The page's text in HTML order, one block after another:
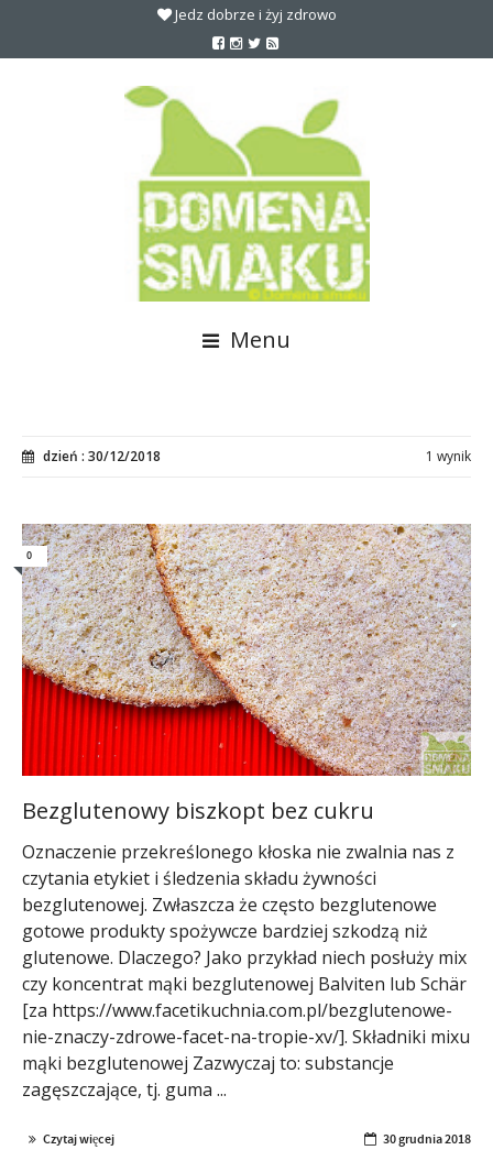
Jedz dobrze i żyj zdrowo
Menu
dzień : 30/12/2018 1 wynik
0
Bezglutenowy biszkopt bez cukru
Oznaczenie przekreślonego kłoska nie zwalnia nas z
czytania etykiet i śledzenia składu żywności
bezglutenowej. Zwłaszcza że często bezglutenowe
gotowe produkty spożywcze bardziej szkodzą niż
glutenowe. Dlaczego? Jako przykład niech posłuży mix
czy koncentrat mąki bezglutenowej Balviten lub Schär
[za https://www.facetikuchnia.com.pl/bezglutenowe-
nie-znaczy-zdrowe-facet-na-tropie-xv/]. Składniki mixu
mąki bezglutenowej Zazwyczaj to: substancje
zagęszczające, tj. guma ...
Czytaj więcej 30 grudnia 2018